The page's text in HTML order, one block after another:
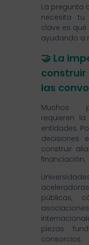
La pregunta
necesita tu
clave es
ayudando a
🤝 La
construir
las
Muchos
requieren
entidades.
decisiones
construir
financiación.
públicas,
piezas
consorcios.